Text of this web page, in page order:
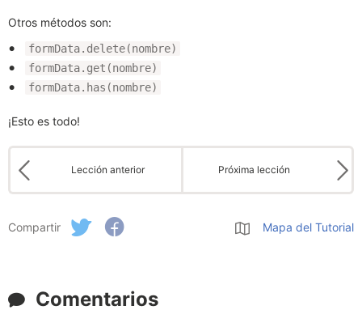
Otros métodos son:
formData.delete(nombre)
formData.get(nombre)
formData.has(nombre)
¡Esto es todo!
Lección anterior Próxima lección
Compartir Mapa del Tutorial
Comentarios